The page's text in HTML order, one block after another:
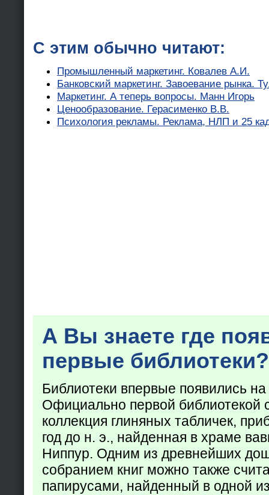
С этим обычно читают:
Промышленный маркетинг. Ковалев А.И.
Банковский маркетинг. Завоевание рынка.
Маркетинг. А теперь вопросы. Манн Игорь
Ценообразование. Герасименко В.В.
Психология рекламы. Реклама, НЛП и 25
А Вы знаете где
первые библиотеки?
Библиотеки впервые появились
Официально первой библиотекой
коллекция глиняных табличек,
год до н. э., найденная в храме
Ниппур. Одним из древнейших
собранием книг можно также
папирусами, найденный в одной